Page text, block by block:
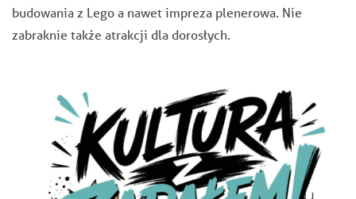
budowania z Lego a nawet impreza plenerowa. Nie
zabraknie także atrakcji dla dorosłych.